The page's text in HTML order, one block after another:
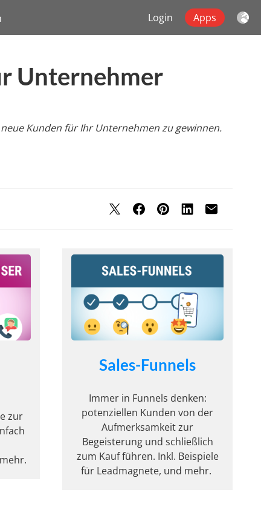
Login Apps
Unternehmer
Kunden für Ihr Unternehmen zu gewinnen.
zur
Sales-Funnels
Immer in Funnels denken:
potenziellen Kunden von der
Aufmerksamkeit zur
Begeisterung und schließlich
zum Kauf führen. Inkl. Beispiele
für Leadmagnete, und mehr.